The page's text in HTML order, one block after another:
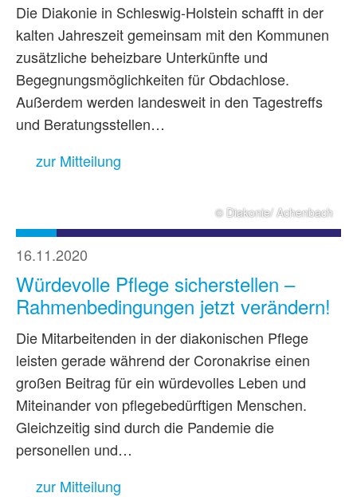
Die Diakonie in Schleswig-Holstein schafft in der
kalten Jahreszeit gemeinsam mit den Kommunen
zusätzliche beheizbare Unterkünfte und
Begegnungsmöglichkeiten für Obdachlose.
Außerdem werden landesweit in den Tagestreffs
und Beratungsstellen…
zur Mitteilung
© Diakonie/ Achenbach
16.11.2020
Würdevolle Pflege sicherstellen –
Rahmenbedingungen jetzt verändern!
Die Mitarbeitenden in der diakonischen Pflege
leisten gerade während der Coronakrise einen
großen Beitrag für ein würdevolles Leben und
Miteinander von pflegebedürftigen Menschen.
Gleichzeitig sind durch die Pandemie die
personellen und…
zur Mitteilung